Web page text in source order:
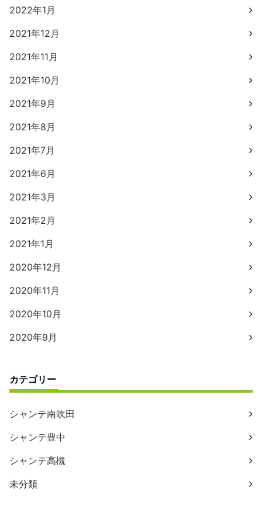
2022年1月
2021年12月
2021年11月
2021年10月
2021年9月
2021年8月
2021年7月
2021年6月
2021年3月
2021年2月
2021年1月
2020年12月
2020年11月
2020年10月
2020年9月
カテゴリー
シャンテ南吹田
シャンテ豊中
シャンテ高槻
未分類